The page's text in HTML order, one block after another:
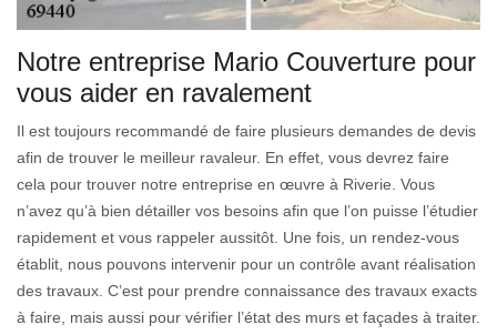
Notre entreprise Mario Couverture pour
vous aider en ravalement
Il est toujours recommandé de faire plusieurs demandes de devis
afin de trouver le meilleur ravaleur. En effet, vous devrez faire
cela pour trouver notre entreprise en œuvre à Riverie. Vous
n’avez qu’à bien détailler vos besoins afin que l’on puisse l’étudier
rapidement et vous rappeler aussitôt. Une fois, un rendez-vous
établit, nous pouvons intervenir pour un contrôle avant réalisation
des travaux. C’est pour prendre connaissance des travaux exacts
à faire, mais aussi pour vérifier l’état des murs et façades à traiter.